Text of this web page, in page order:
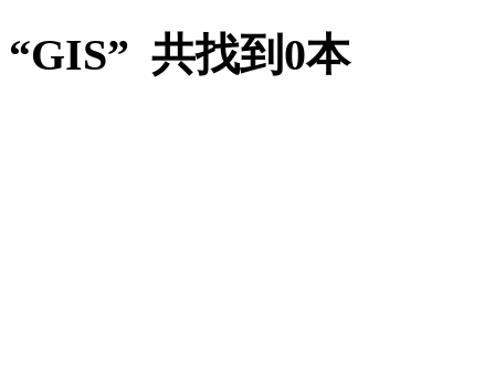
“GIS” 共找到0本